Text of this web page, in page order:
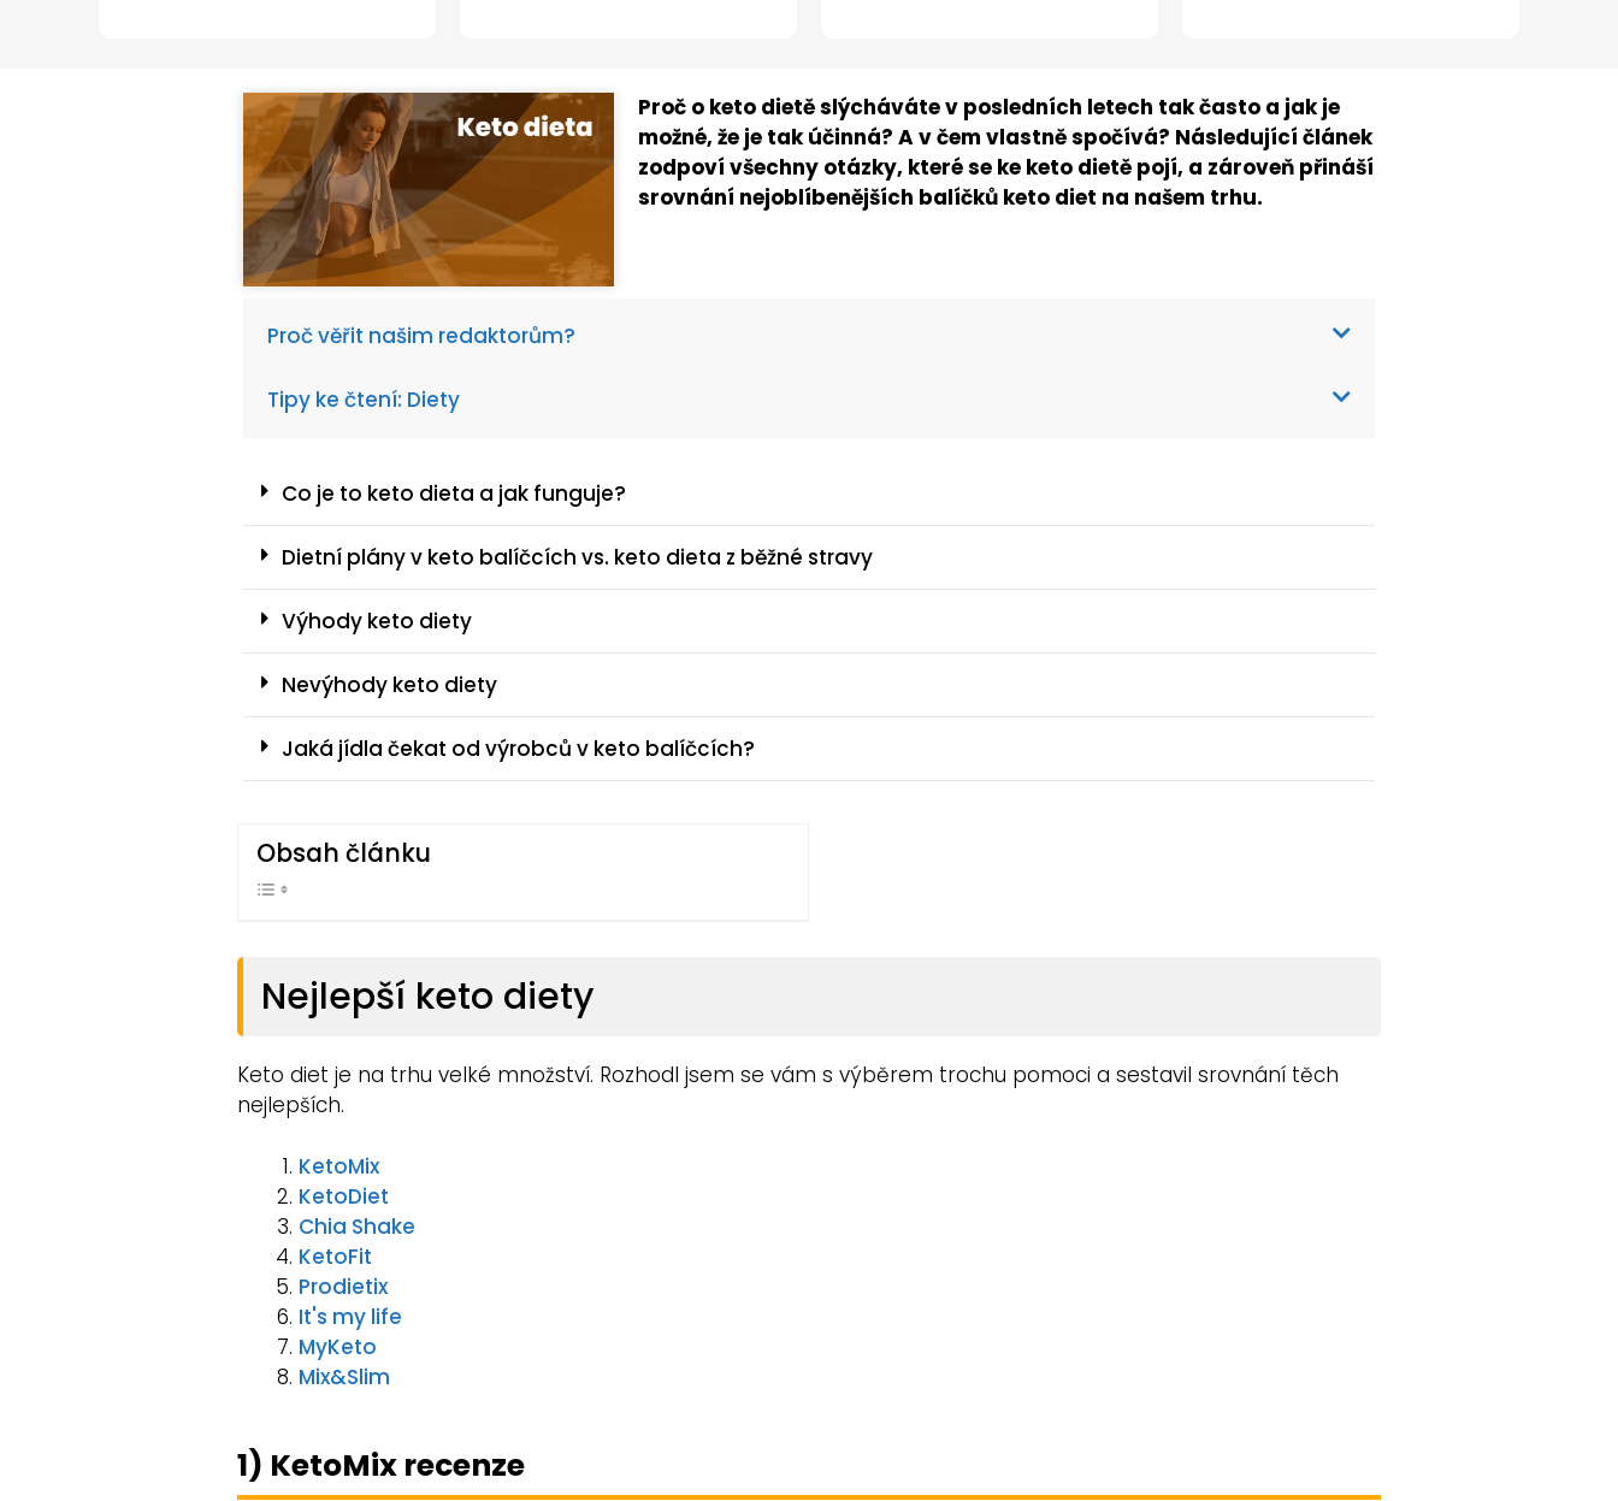
Proč o keto dietě slýcháváte v posledních letech tak často a jak je
možné, že je tak účinná? A v čem vlastně spočívá? Následující článek
zodpoví všechny otázky, které se ke keto dietě pojí, a zároveň přináší
srovnání nejoblíbenějších balíčků keto diet na našem trhu.
Proč věřit našim redaktorům?
Tipy ke čtení: Diety
Co je to keto dieta a jak funguje?
Dietní plány v keto balíčcích vs. keto dieta z běžné stravy
Výhody keto diety
Nevýhody keto diety
Jaká jídla čekat od výrobců v keto balíčcích?
Obsah článku
Nejlepší keto diety
Keto diet je na trhu velké množství. Rozhodl jsem se vám s výběrem trochu pomoci a sestavil srovnání těch
nejlepších.
KetoMix
KetoDiet
Chia Shake
KetoFit
Prodietix
It's my life
MyKeto
Mix&Slim
1) KetoMix recenze